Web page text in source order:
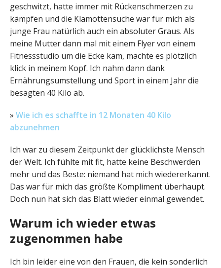
geschwitzt, hatte immer mit Rückenschmerzen zu
kämpfen und die Klamottensuche war für mich als
junge Frau natürlich auch ein absoluter Graus. Als
meine Mutter dann mal mit einem Flyer von einem
Fitnessstudio um die Ecke kam, machte es plötzlich
klick in meinem Kopf. Ich nahm dann dank
Ernährungsumstellung und Sport in einem Jahr die
besagten 40 Kilo ab.
» Wie ich es schaffte in 12 Monaten 40 Kilo
abzunehmen
Ich war zu diesem Zeitpunkt der glücklichste Mensch
der Welt. Ich fühlte mit fit, hatte keine Beschwerden
mehr und das Beste: niemand hat mich wiedererkannt.
Das war für mich das größte Kompliment überhaupt.
Doch nun hat sich das Blatt wieder einmal gewendet.
Warum ich wieder etwas
zugenommen habe
Ich bin leider eine von den Frauen, die kein sonderlich